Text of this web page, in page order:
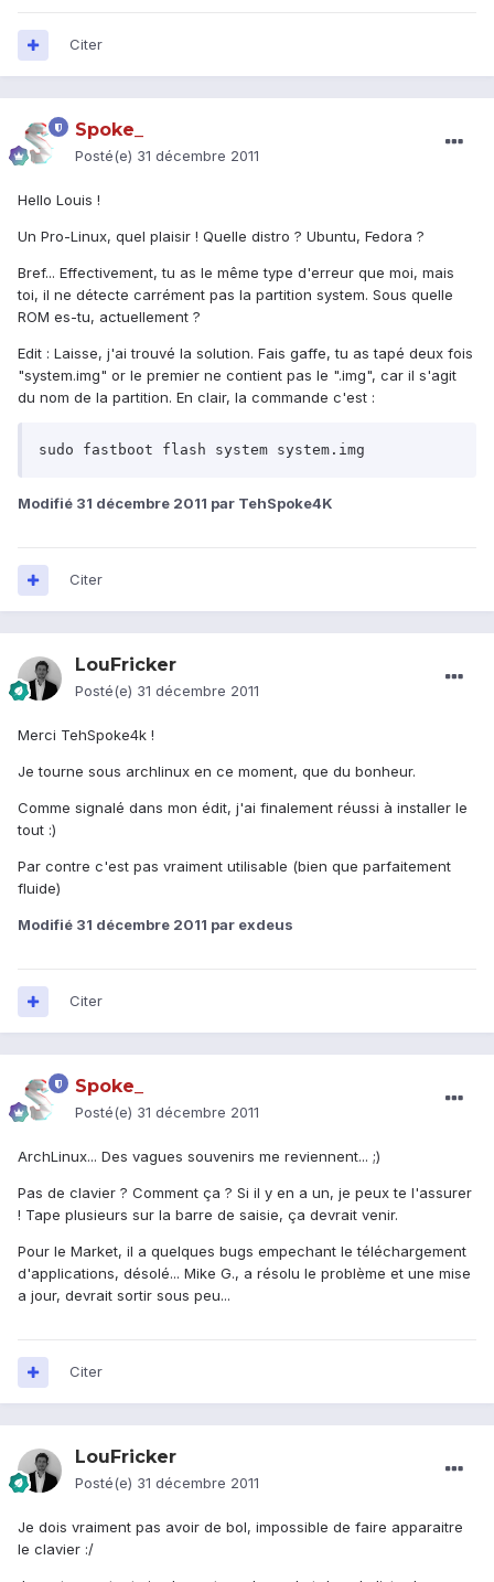
Citer
Spoke_
Posté(e) 31 décembre 2011
Hello Louis !
Un Pro-Linux, quel plaisir ! Quelle distro ? Ubuntu, Fedora ?
Bref... Effectivement, tu as le même type d'erreur que moi, mais
toi, il ne détecte carrément pas la partition system. Sous quelle
ROM es-tu, actuellement ?
Edit : Laisse, j'ai trouvé la solution. Fais gaffe, tu as tapé deux fois
"system.img" or le premier ne contient pas le ".img", car il s'agit
du nom de la partition. En clair, la commande c'est :
sudo fastboot flash system system.img
Modifié 31 décembre 2011 par TehSpoke4K
Citer
LouFricker
Posté(e) 31 décembre 2011
Merci TehSpoke4k !
Je tourne sous archlinux en ce moment, que du bonheur.
Comme signalé dans mon édit, j'ai finalement réussi à installer le
tout :)
Par contre c'est pas vraiment utilisable (bien que parfaitement
fluide)
Modifié 31 décembre 2011 par exdeus
Citer
Spoke_
Posté(e) 31 décembre 2011
ArchLinux... Des vagues souvenirs me reviennent... ;)
Pas de clavier ? Comment ça ? Si il y en a un, je peux te l'assurer
! Tape plusieurs sur la barre de saisie, ça devrait venir.
Pour le Market, il a quelques bugs empechant le téléchargement
d'applications, désolé... Mike G., a résolu le problème et une mise
a jour, devrait sortir sous peu...
Citer
LouFricker
Posté(e) 31 décembre 2011
Je dois vraiment pas avoir de bol, impossible de faire apparaitre
le clavier :/